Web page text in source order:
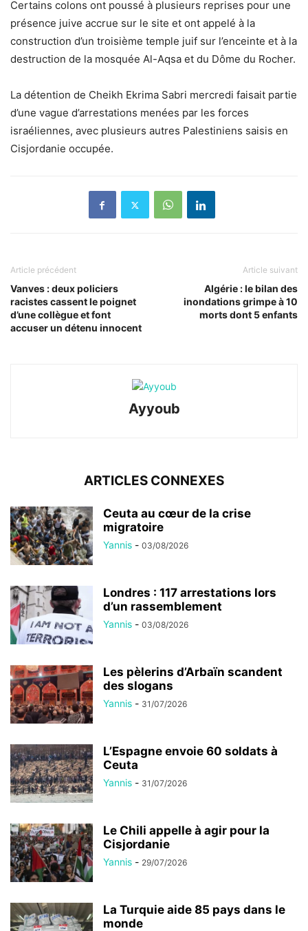
Certains colons ont poussé à plusieurs reprises pour une
présence juive accrue sur le site et ont appelé à la
construction d’un troisième temple juif sur l’enceinte et à la
destruction de la mosquée Al-Aqsa et du Dôme du Rocher.
La détention de Cheikh Ekrima Sabri mercredi faisait partie
d’une vague d’arrestations menées par les forces
israéliennes, avec plusieurs autres Palestiniens saisis en
Cisjordanie occupée.
Article précédent
Vanves : deux policiers
racistes cassent le poignet
d’une collègue et font
accuser un détenu innocent
Article suivant
Algérie : le bilan des
inondations grimpe à 10
morts dont 5 enfants
Ayyoub
ARTICLES CONNEXES
Ceuta au cœur de la crise
migratoire
Yannis - 03/08/2026
Londres : 117 arrestations lors
d’un rassemblement
Yannis - 03/08/2026
Les pèlerins d’Arbaïn scandent
des slogans
Yannis - 31/07/2026
L’Espagne envoie 60 soldats à
Ceuta
Yannis - 31/07/2026
Le Chili appelle à agir pour la
Cisjordanie
Yannis - 29/07/2026
La Turquie aide 85 pays dans le
monde